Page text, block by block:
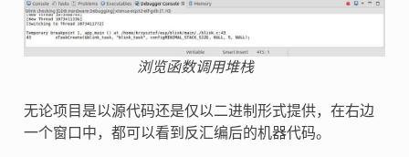
浏览函数调用堆栈
无论项目是以源代码还是仅以二进制形式提供，在右边
一个窗口中，都可以看到反汇编后的机器代码。